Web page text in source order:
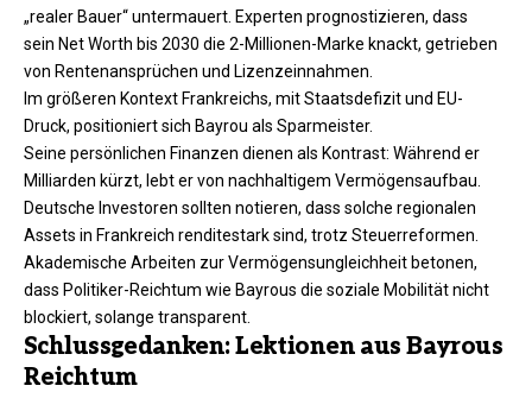
„realer Bauer“ untermauert. Experten prognostizieren, dass
sein Net Worth bis 2030 die 2-Millionen-Marke knackt, getrieben
von Rentenansprüchen und Lizenzeinnahmen.
Im größeren Kontext Frankreichs, mit Staatsdefizit und EU-
Druck, positioniert sich Bayrou als Sparmeister.
Seine persönlichen Finanzen dienen als Kontrast: Während er
Milliarden kürzt, lebt er von nachhaltigem Vermögensaufbau.
Deutsche Investoren sollten notieren, dass solche regionalen
Assets in Frankreich renditestark sind, trotz Steuerreformen.
Akademische Arbeiten zur Vermögensungleichheit betonen,
dass Politiker-Reichtum wie Bayrous die soziale Mobilität nicht
blockiert, solange transparent.
Schlussgedanken: Lektionen aus Bayrous
Reichtum